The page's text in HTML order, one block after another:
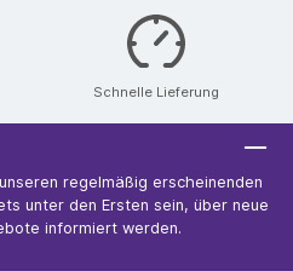
Schnelle Lieferung
regelmäßig erscheinenden
unter den Ersten sein, über neue
informiert werden.